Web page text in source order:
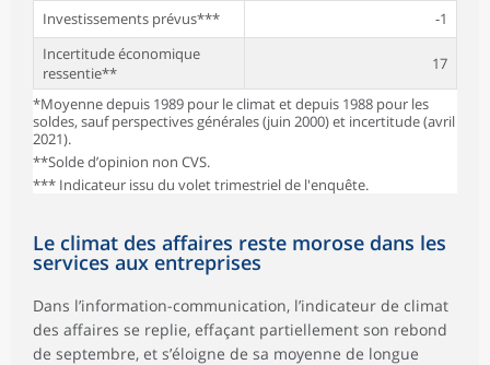
Investissements prévus***
-1
Incertitude économique
ressentie**
17
*Moyenne depuis 1989 pour le climat et depuis 1988 pour les
soldes, sauf perspectives générales (juin 2000) et incertitude (avril
2021).
**Solde d’opinion non CVS.
*** Indicateur issu du volet trimestriel de l'enquête.
Le climat des affaires reste morose dans les
services aux entreprises
Dans l’information-communication, l’indicateur de climat
des affaires se replie, effaçant partiellement son rebond
de septembre, et s’éloigne de sa moyenne de longue